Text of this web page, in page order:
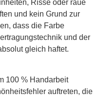
Risse oder raue
und kein Grund zur
dass die Farbe
und der
gleich haftet.
100 % Handarbeit
auftreten, die